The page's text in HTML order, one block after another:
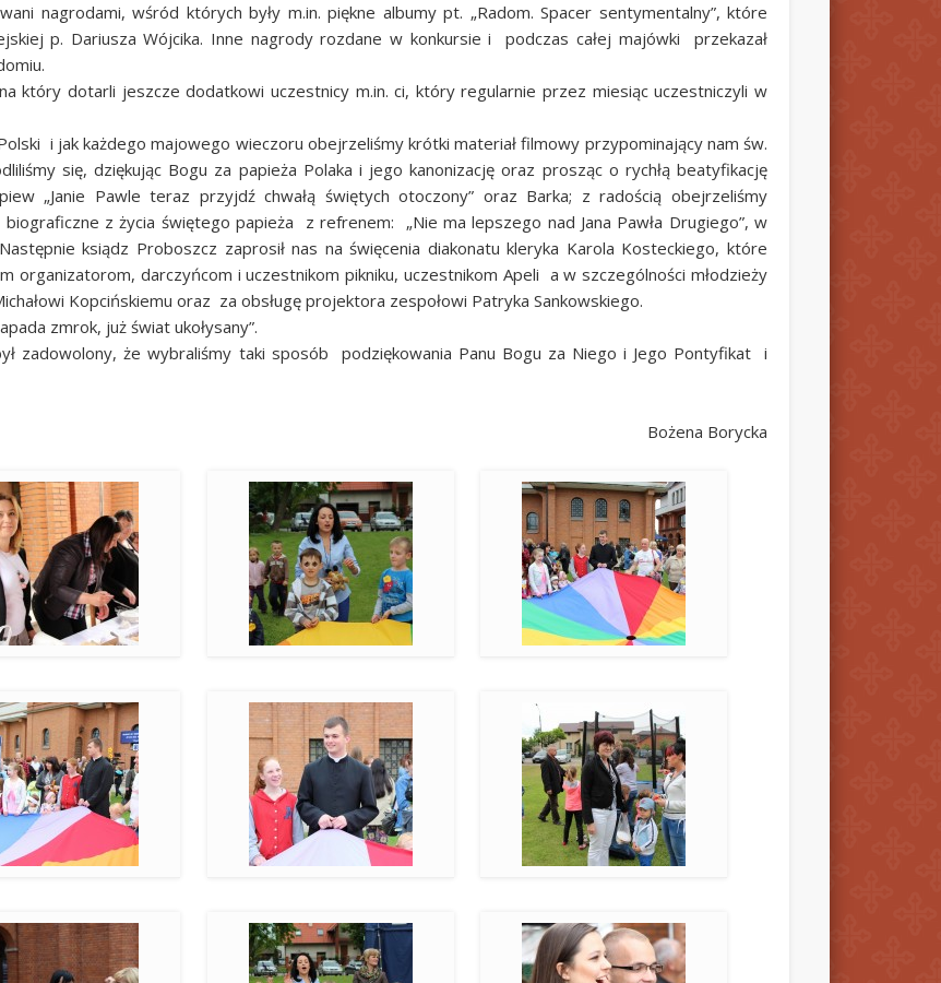
nagrodami, wśród których były m.in. piękne albumy pt. „Radom. Spacer sentymentalny”, które
p. Dariusza Wójcika. Inne nagrody rozdane w konkursie i podczas całej majówki przekazał
na który dotarli jeszcze dodatkowi uczestnicy m.in. ci, który regularnie przez miesiąc uczestniczyli w
i jak każdego majowego wieczoru obejrzeliśmy krótki materiał filmowy przypominający nam św.
się, dziękując Bogu za papieża Polaka i jego kanonizację oraz prosząc o rychłą beatyfikację
„Janie Pawle teraz przyjdź chwałą świętych otoczony” oraz Barka; z radością obejrzeliśmy
z życia świętego papieża z refrenem: „Nie ma lepszego nad Jana Pawła Drugiego”, w
ksiądz Proboszcz zaprosił nas na święcenia diakonatu kleryka Karola Kosteckiego, które
organizatorom, darczyńcom i uczestnikom pikniku, uczestnikom Apeli a w szczególności młodzieży
Kopcińskiemu oraz za obsługę projektora zespołowi Patryka Sankowskiego.
zmrok, już świat ukołysany”.
zadowolony, że wybraliśmy taki sposób podziękowania Panu Bogu za Niego i Jego Pontyfikat i
Bożena Borycka